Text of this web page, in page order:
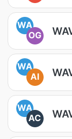
WA
OG
WA
AI
WA
AC